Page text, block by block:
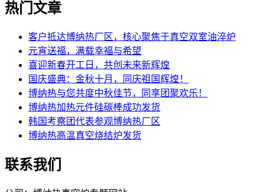
热门文章
客户抵达博纳热厂区，核心聚焦于真空双室油淬炉
元宵送福，满载幸福与希望
喜迎新春开工日，共创未来新辉煌
国庆盛典：金秋十月，同庆祖国辉煌！
博纳热与您共度中秋佳节，同享团聚欢乐！
博纳热加热元件硅碳棒成功发货
韩国考察团代表参观博纳热厂区
博纳热高温真空烧结炉发货
联系我们